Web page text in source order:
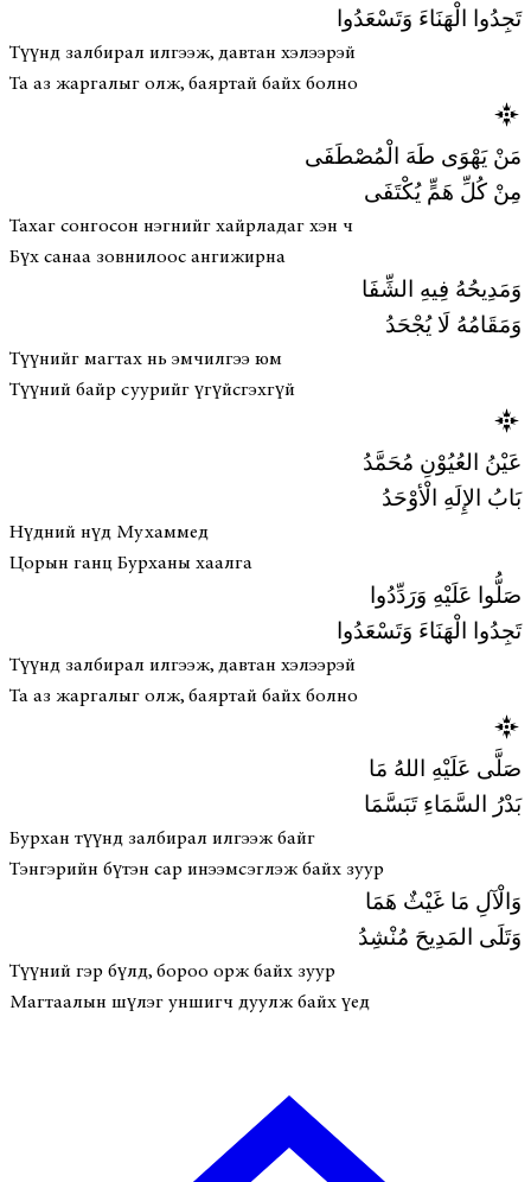
تَجِدُوا الْهَنَاءَ وَتَسْعَدُوا
Түүнд залбирал илгээж, давтан хэлээрэй
Та аз жаргалыг олж, баяртай байх болно
مَنْ يَهْوَى طَهَ الْمُصْطَفَى
مِنْ كُلِّ هَمٍّ يُكْتَفَى
Тахаг сонгосон нэгнийг хайрладаг хэн ч
Бүх санаа зовнилоос ангижирна
وَمَدِيحُهُ فِيهِ الشِّفَا
وَمَقَامُهُ لَا يُجْحَدُ
Түүнийг магтах нь эмчилгээ юм
Түүний байр суурийг үгүйсгэхгүй
عَيْنُ العُيُوْنِ مُحَمَّدُ
بَابُ الإِلَهِ الْأوْحَدُ
Нүдний нүд Мухаммед
Цорын ганц Бурханы хаалга
صَلُّوا عَلَيْهِ وَرَدِّدُوا
تَجِدُوا الْهَنَاءَ وَتَسْعَدُوا
Түүнд залбирал илгээж, давтан хэлээрэй
Та аз жаргалыг олж, баяртай байх болно
صَلَّى عَلَيْهِ اللهُ مَا
بَدْرُ السَّمَاءِ تَبَسَّمَا
Бурхан түүнд залбирал илгээж байг
Тэнгэрийн бүтэн сар инээмсэглэж байх зуур
وَالْآلِ مَا غَيْثٌ هَمَا
وَتَلَى المَدِيحَ مُنْشِدُ
Түүний гэр бүлд, бороо орж байх зуур
Магтаалын шүлэг уншигч дуулж байх үед